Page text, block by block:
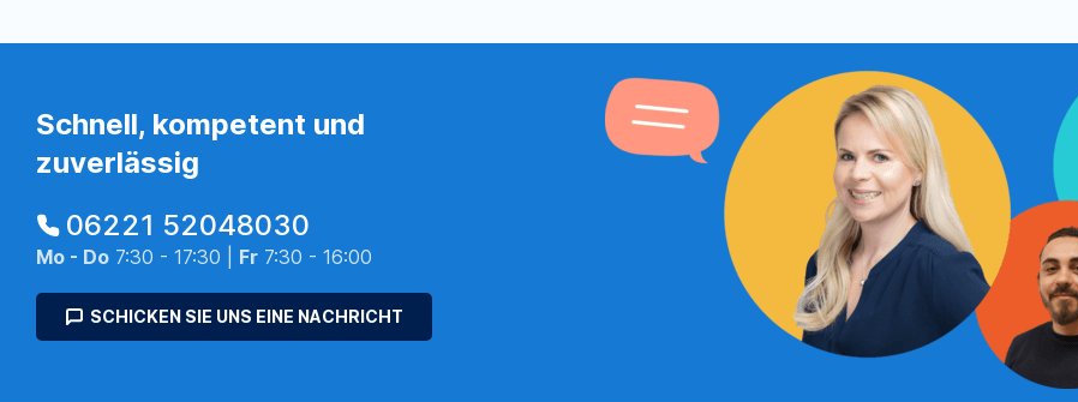
Schnell, kompetent und
zuverlässig
06221 52048030
Mo - Do 7:30 - 17:30 | Fr 7:30 - 16:00
SCHICKEN SIE UNS EINE NACHRICHT